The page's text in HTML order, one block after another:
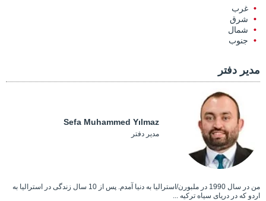
غرب
شرق
شمال
جنوب
مدیر دفتر
Sefa Muhammed Yılmaz
مدیر دفتر
من در سال 1990 در ملبورن/استرالیا به دنیا آمدم. پس از 10 سال زندگی در استرالیا به
اردو که در دریای سیاه ترکیه ...